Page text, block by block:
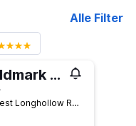
Alle Filter
Worldmark Galena
5129 West Longhollow Road, Galena, IL, USA